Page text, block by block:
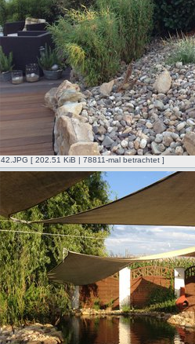
42.JPG [ 202.51 KiB | 78811-mal betrachtet ]